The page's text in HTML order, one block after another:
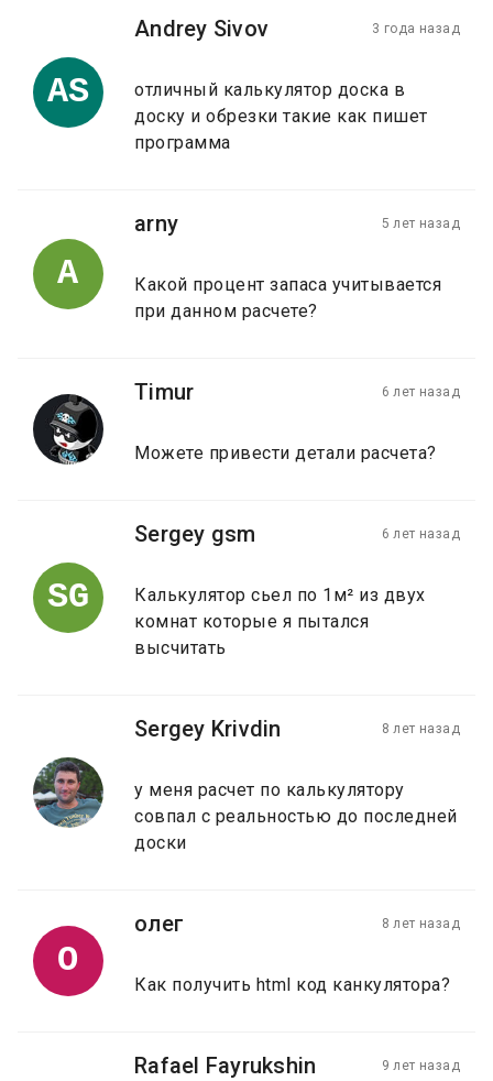
AS
Andrey Sivov 3 года назад
отличный калькулятор доска в
доску и обрезки такие как пишет
программа
A
arny 5 лет назад
Какой процент запаса учитывается
при данном расчете?
Timur 6 лет назад
Можете привести детали расчета?
SG
Sergey gsm 6 лет назад
Калькулятор сьел по 1м² из двух
комнат которые я пытался
высчитать
Sergey Krivdin 8 лет назад
у меня расчет по калькулятору
совпал с реальностью до последней
доски
О
олег 8 лет назад
Как получить html код канкулятора?
Rafael Fayrukshin 9 лет назад